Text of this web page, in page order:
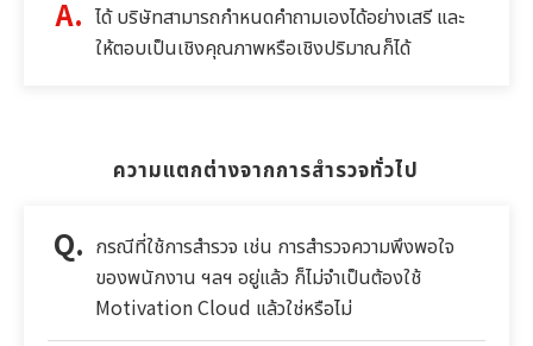
ได้ บริษัทสามารถกำหนดคำถามเองได้อย่างเสรี และ
ให้ตอบเป็นเชิงคุณภาพหรือเชิงปริมาณก็ได้
ความแตกต่างจากการสำรวจทั่วไป
กรณีที่ใช้การสำรวจ เช่น การสำรวจความพึงพอใจ
ของพนักงาน ฯลฯ อยู่แล้ว ก็ไม่จำเป็นต้องใช้
Motivation Cloud แล้วใช่หรือไม่